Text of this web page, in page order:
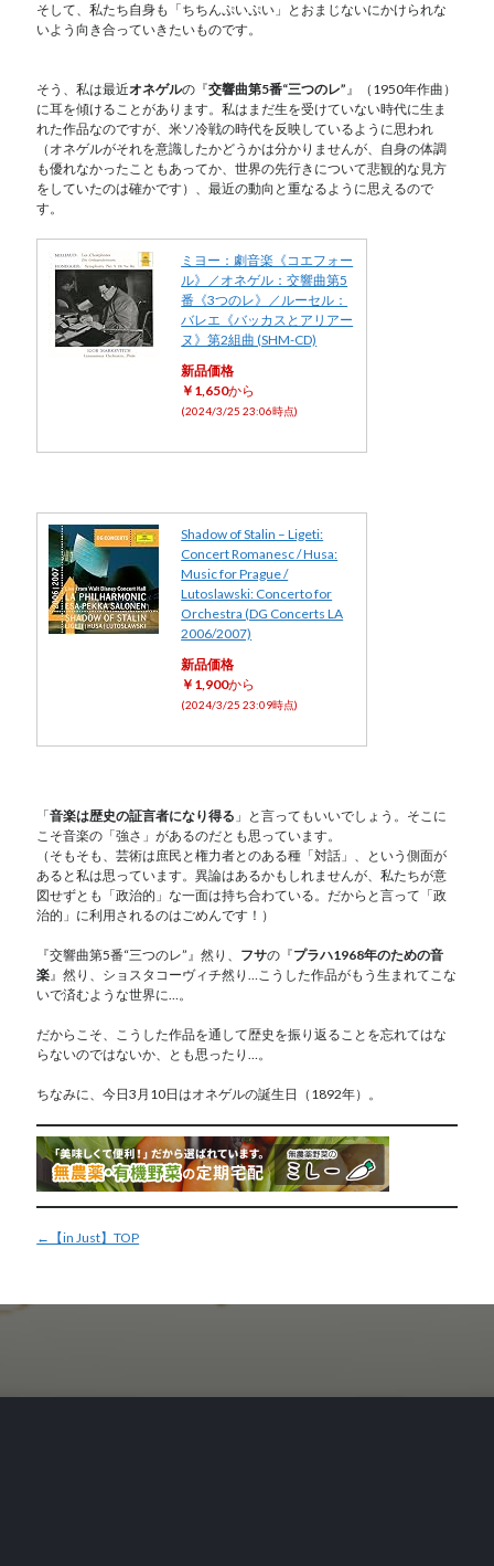
そして、私たち自身も「ちちんぷいぷい」とおまじないにかけられな
いよう向き合っていきたいものです。
そう、私は最近オネゲルの『交響曲第5番“三つのレ”』（1950年作曲）
に耳を傾けることがあります。私はまだ生を受けていない時代に生ま
れた作品なのですが、米ソ冷戦の時代を反映しているように思われ
（オネゲルがそれを意識したかどうかは分かりませんが、自身の体調
も優れなかったこともあってか、世界の先行きについて悲観的な見方
をしていたのは確かです）、最近の動向と重なるように思えるので
す。
ミヨー：劇音楽《コエフォー
ル》／オネゲル：交響曲第5
番《3つのレ》／ルーセル：
バレエ《バッカスとアリアー
ヌ》第2組曲 (SHM-CD)
新品価格
￥1,650から
(2024/3/25 23:06時点)
Shadow of Stalin – Ligeti:
Concert Romanesc / Husa:
Music for Prague /
Lutoslawski: Concerto for
Orchestra (DG Concerts LA
2006/2007)
新品価格
￥1,900から
(2024/3/25 23:09時点)
「音楽は歴史の証言者になり得る 」と言ってもいいでしょう。そこに
こそ音楽の「強さ」があるのだとも思っています。
（そもそも、芸術は庶民と権力者とのある種「対話」、という側面が
あると私は思っています。異論はあるかもしれませんが、私たちが意
図せずとも「政治的」な一面は持ち合わている。だからと言って「政
治的」に利用されるのはごめんです！）
『交響曲第5番“三つのレ”』然り、 フサの『プラハ1968年のための音
楽』然り、ショスタコーヴィチ然り…こうした作品がもう生まれてこな
いで済むような世界に…。
だからこそ、こうした作品を通して歴史を振り返ることを忘れてはな
らないのではないか、とも思ったり…。
ちなみに、今日3月10日はオネゲルの誕生日（1892年）。
←【in Just】TOP